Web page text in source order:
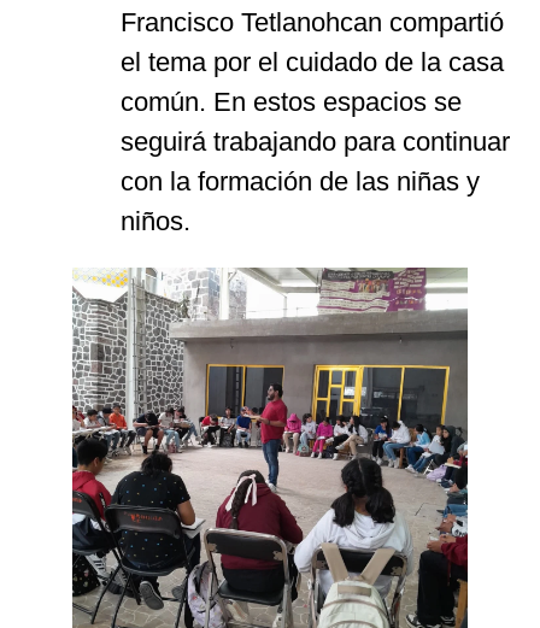
Francisco Tetlanohcan compartió
el tema por el cuidado de la casa
común. En estos espacios se
seguirá trabajando para continuar
con la formación de las niñas y
niños.